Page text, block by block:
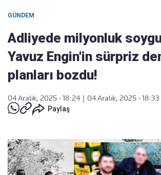
GÜNDEM
Adliyede milyonluk
Yavuz Engin'in sürpriz
planları bozdu!
04 Aralık, 2025 - 18:24
04 Aralık, 2025 - 18:33
Paylaş